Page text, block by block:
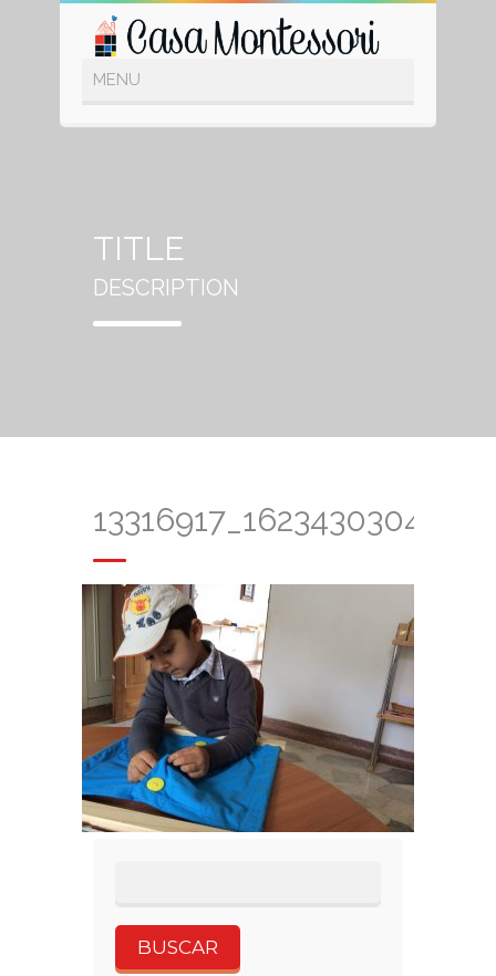
TITLE
DESCRIPTION